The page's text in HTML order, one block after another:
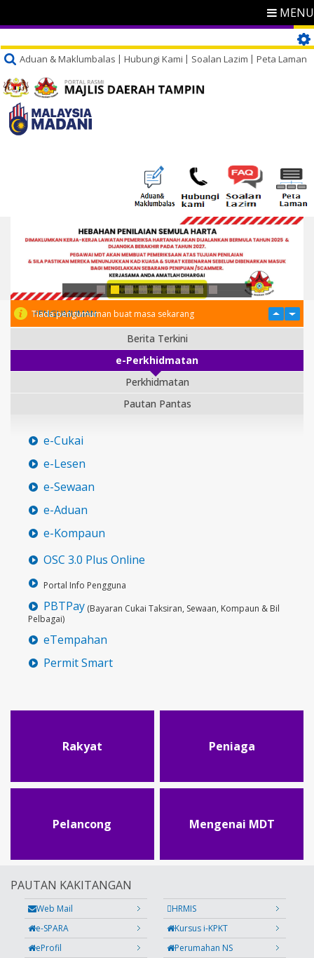
MENU
Aduan & Maklumbalas Hubungi Kami Soalan Lazim Peta Laman
PENGUMUMAN
Tiada pengumuman buat masa sekarang
Berita Terkini
e-Perkhidmatan
Perkhidmatan
Pautan Pantas
e-Cukai
e-Lesen
e-Sewaan
e-Aduan
e-Kompaun
OSC 3.0 Plus Online
Portal Info Pengguna
PBTPay (Bayaran Cukai Taksiran, Sewaan, Kompaun & Bil
Pelbagai)
eTempahan
Permit Smart
Rakyat Peniaga
Pelancong Mengenai MDT
PAUTAN KAKITANGAN
Web Mail
HRMIS
e-SPARA
Kursus i-KPKT
eProfil
Perumahan NS